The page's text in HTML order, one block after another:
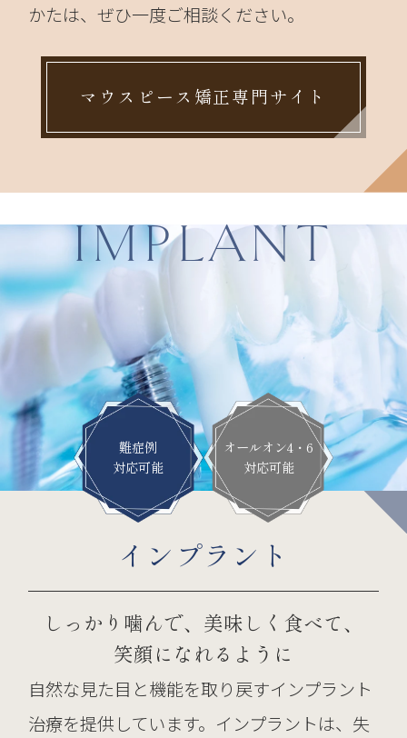
かたは、ぜひ一度ご相談ください。
マウスピース矯正専門サイト
IMPLANT
難症例
対応可能
オールオン4・6
対応可能
インプラント
しっかり噛んで、美味しく食べて、
笑顔になれるように
自然な見た目と機能を取り戻すインプラント
治療を提供しています。インプラントは、失